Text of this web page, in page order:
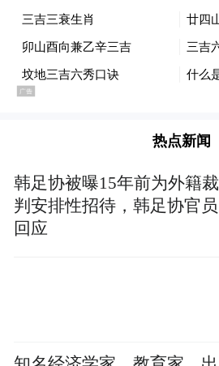
热点新闻
韩足协被曝15年前为外籍裁
判安排性招待，韩足协官员
回应